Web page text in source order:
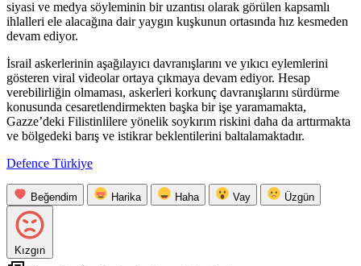
siyasi ve medya söyleminin bir uzantısı olarak görülen kapsamlı
ihlalleri ele alacağına dair yaygın kuşkunun ortasında hız kesmeden
devam ediyor.
İsrail askerlerinin aşağılayıcı davranışlarını ve yıkıcı eylemlerini
gösteren viral videolar ortaya çıkmaya devam ediyor. Hesap
verebilirliğin olmaması, askerleri korkunç davranışlarını sürdürme
konusunda cesaretlendirmekten başka bir işe yaramamakta,
Gazze’deki Filistinlilere yönelik soykırım riskini daha da arttırmakta
ve bölgedeki barış ve istikrar beklentilerini baltalamaktadır.
Defence Türkiye
Beğendim Harika Haha Vay Üzgün
Kızgın